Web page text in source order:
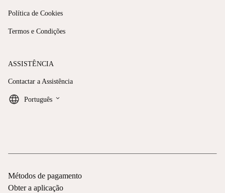
Política de Cookies
Termos e Condições
ASSISTÊNCIA
Contactar a Assistência
Português keyboard_arrow_down
Métodos de pagamento
Obter a aplicação